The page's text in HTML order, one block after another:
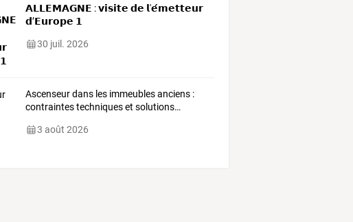
𝗔𝗟𝗟𝗘𝗠𝗔𝗚𝗡𝗘 : 𝘃𝗶𝘀𝗶𝘁𝗲 𝗱𝗲 𝗹'𝗲́𝗺𝗲𝘁𝘁𝗲𝘂𝗿
𝗱’𝗘𝘂𝗿𝗼𝗽𝗲 𝟭
30 juil. 2026
Ascenseurdans les immeublesanciens :
contraintestechniqueset solutions…
3 août 2026